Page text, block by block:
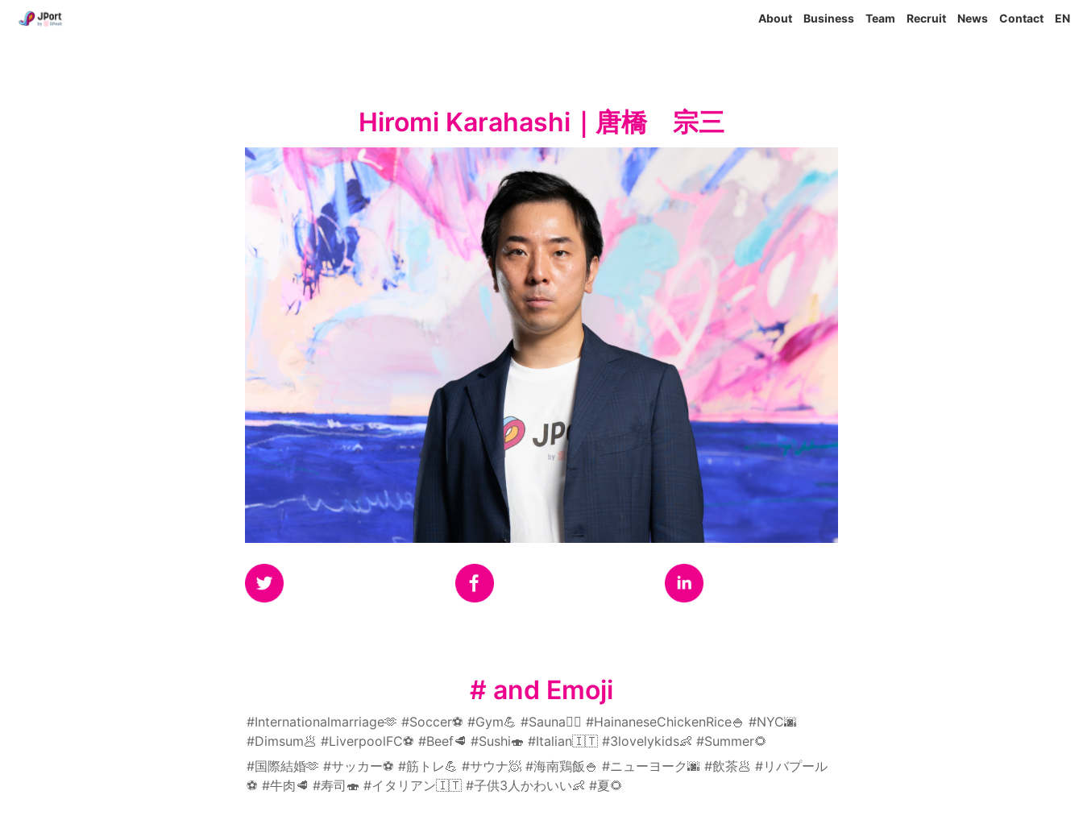
About Business Team Recruit News Contact EN
Hiromi Karahashi｜唐橋　宗三
# and Emoji
#Internationalmarriage🫶 #Soccer⚽️ #Gym💪 #Sauna🧖‍♀️ #HainaneseChickenRice🍚 #NYC🌆
#Dimsum🥟 #LiverpoolFC⚽️ #Beef🥩 #Sushi🍣 #Italian🇮🇹 #3lovelykids👶 #Summer🌻
#国際結婚🫶 #サッカー⚽️ #筋トレ💪 #サウナ🧖 #海南鶏飯🍚 #ニューヨーク🌆 #飲茶🥟 #リバプール
⚽️ #牛肉🥩 #寿司🍣 #イタリアン🇮🇹 #子供3人かわいい👶 #夏🌻